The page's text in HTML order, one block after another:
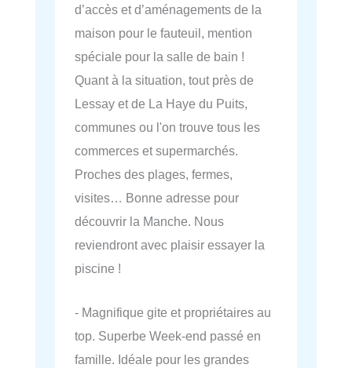
d’accès et d’aménagements de la
maison pour le fauteuil, mention
spéciale pour la salle de bain !
Quant à la situation, tout près de
Lessay et de La Haye du Puits,
communes ou l'on trouve tous les
commerces et supermarchés.
Proches des plages, fermes,
visites… Bonne adresse pour
découvrir la Manche. Nous
reviendront avec plaisir essayer la
piscine !
- Magnifique gite et propriétaires au
top. Superbe Week-end passé en
famille. Idéale pour les grandes